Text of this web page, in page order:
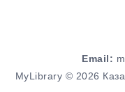
Email:
MyLibrary © 2026